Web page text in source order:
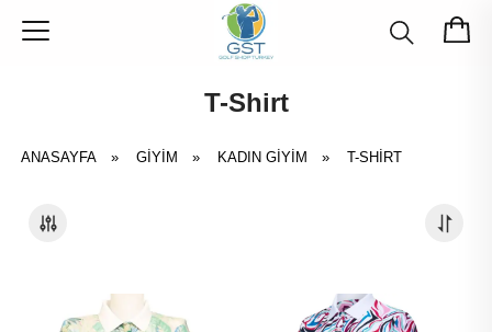
T-Shirt
ANASAYFA » GIYIM » KADIN GIYIM » T-SHIRT